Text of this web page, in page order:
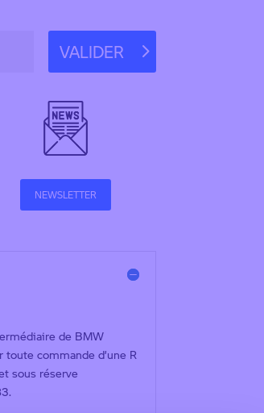
VALIDER
NEWSLETTER
de BMW
commande d’une R
sous réserve